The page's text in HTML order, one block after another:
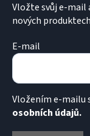
Vložte svůj e-mail
nových
E-mail
Vložením e-mailu
osobních údajů.